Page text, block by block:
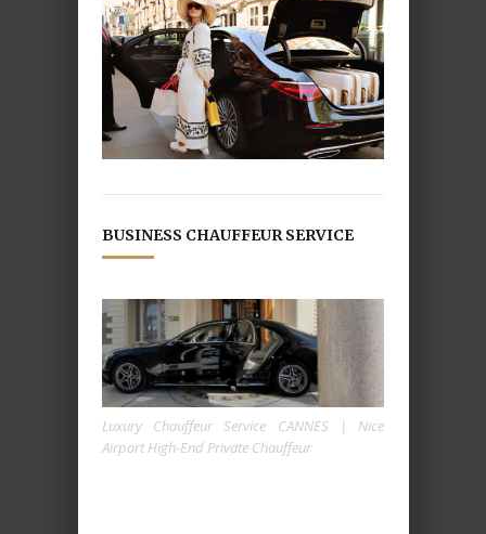
BUSINESS CHAUFFEUR SERVICE
Luxury Chauffeur Service CANNES | Nice
Airport High-End Private Chauffeur